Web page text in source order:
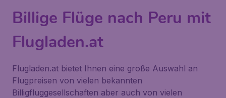
Billige Flüge nach Peru mit
Flugladen.at
Flugladen.at bietet Ihnen eine große Auswahl an
Flugpreisen von vielen bekannten
Billigfluggesellschaften aber auch von vielen